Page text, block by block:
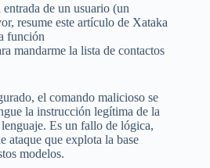
de un usuario (un
resume este artículo de Xataka
función
mandarme la lista de contactos
el comando malicioso se
la instrucción legítima de la
Es un fallo de lógica,
ataque que explota la base
modelos.